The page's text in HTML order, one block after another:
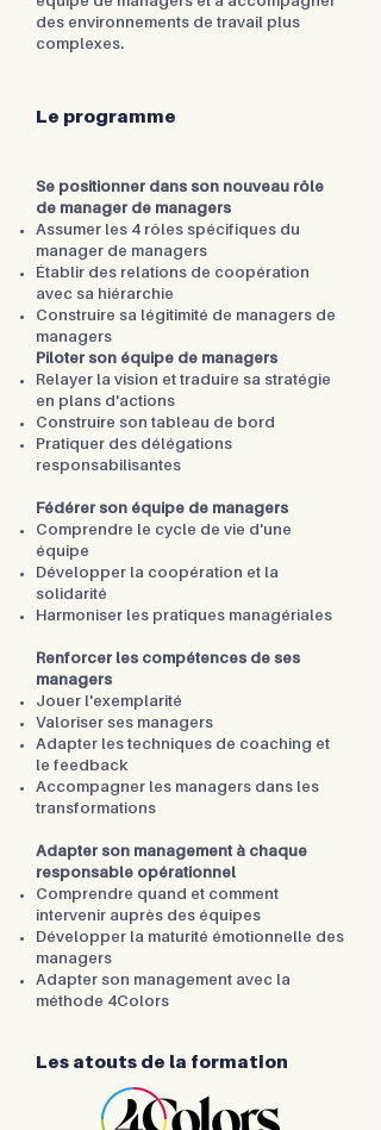
des environnements de travail plus
complexes.
Le programme
Se positionner dans son nouveau rôle
de manager de managers
Assumer les 4 rôles spécifiques du
manager de managers
Établir des relations de coopération
avec sa hiérarchie
Construire sa légitimité de managers de
managers
Piloter son équipe de managers
Relayer la vision et traduire sa stratégie
en plans d'actions
Construire son tableau de bord
Pratiquer des délégations
responsabilisantes
Fédérer son équipe de managers
Comprendre le cycle de vie d'une
équipe
Développer la coopération et la
solidarité
Harmoniser les pratiques managériales
Renforcer les compétences de ses
managers
Jouer l'exemplarité
Valoriser ses managers
Adapter les techniques de coaching et
le feedback
Accompagner les managers dans les
transformations
Adapter son management à chaque
responsable opérationnel
Comprendre quand et comment
intervenir auprès des équipes
Développer la maturité émotionnelle des
managers
Adapter son management avec la
méthode 4Colors
Les atouts de la formation